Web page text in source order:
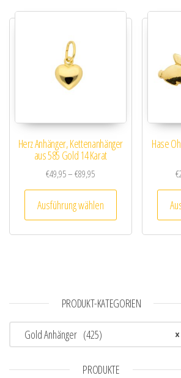
Herz Anhänger, Kettenanhänger
aus 585 Gold 14 Karat
€49,95–€89,95Preisspanne: €49,95 bis
Ausführung wählen
Dieses Produkt
Hase
€
PRODUKT-KATEGORIEN
×
Gold Anhänger (425)
PRODUKTE